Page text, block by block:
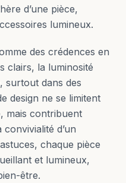
d’une pièce,
lumineux.
des crédences en
clairs, la luminosité
surtout dans des
design ne se limitent
mais contribuent
d’un
chaque pièce
et lumineux,
être.